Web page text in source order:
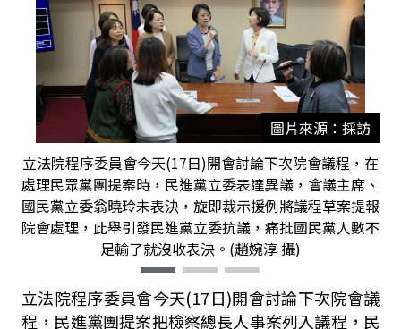
圖片來源：採訪
立法院程序委員會今天(17日)開會討論下次院會議程，在
處理民眾黨團提案時，民進黨立委表達異議，會議主席、
國民黨立委翁曉玲未表決，旋即裁示援例將議程草案提報
院會處理，此舉引發民進黨立委抗議，痛批國民黨人數不
足輸了就沒收表決。(趙婉淳 攝)
立法院程序委員會今天(17日)開會討論下次院會議
程，民進黨團提案把檢察總長人事案列入議程，民